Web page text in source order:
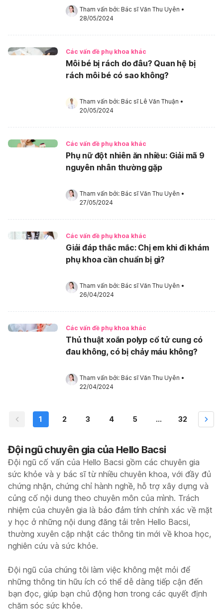
Tham vấn bởi: Bác sĩ Văn Thu Uyên •
28/05/2024
Các vấn đề phụ khoa khác
Môi bé bị rách do đâu? Quan hệ bị
rách môi bé có sao không?
Tham vấn bởi: Bác sĩ Lê Văn Thuận •
20/05/2024
Các vấn đề phụ khoa khác
Phụ nữ đột nhiên ăn nhiều: Giải mã 9
nguyên nhân thường gặp
Tham vấn bởi: Bác sĩ Văn Thu Uyên •
27/05/2024
Các vấn đề phụ khoa khác
Giải đáp thắc mắc: Chị em khi đi khám
phụ khoa cần chuẩn bị gì?
Tham vấn bởi: Bác sĩ Văn Thu Uyên •
26/04/2024
Các vấn đề phụ khoa khác
Thủ thuật xoắn polyp cổ tử cung có
đau không, có bị chảy máu không?
Tham vấn bởi: Bác sĩ Văn Thu Uyên •
22/04/2024
1 2 3 4 5 ... 32
Đội ngũ chuyên gia của Hello Bacsi
Đội ngũ cố vấn của Hello Bacsi gồm các chuyên gia
sức khỏe và y bác sĩ từ nhiều chuyên khoa, với đầy đủ
chứng nhận, chứng chỉ hành nghề, hỗ trợ xây dựng và
củng cố nội dung theo chuyên môn của mình. Trách
nhiệm của chuyên gia là bảo đảm tính chính xác về mặt
y học ở những nội dung đăng tải trên Hello Bacsi,
thường xuyên cập nhật các thông tin mới về khoa học,
nghiên cứu và sức khỏe.
Đội ngũ của chúng tôi làm việc không mệt mỏi để
những thông tin hữu ích có thể dễ dàng tiếp cận đến
bạn đọc, giúp bạn chủ động hơn trong các quyết định
chăm sóc sức khỏe.